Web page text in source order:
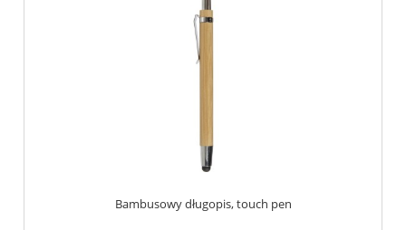
Bambusowy długopis, touch pen